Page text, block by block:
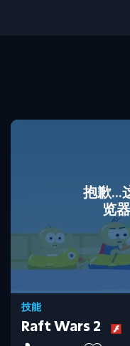
抱歉...
览
技能
Raft Wars 2